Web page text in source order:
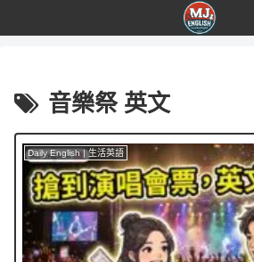
音樂祭 英文
Daily English | 生活英語